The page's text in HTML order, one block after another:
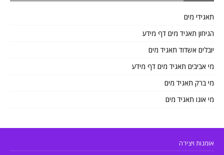
תאגידי מים
הגיחון תאגיד מים דף מידע
יובלים אשדוד תאגיד מים
מי אביבים תאגיד מים דף מידע
מי ברק תאגיד מים
מי אונו תאגיד מים
אומנות ויצירה